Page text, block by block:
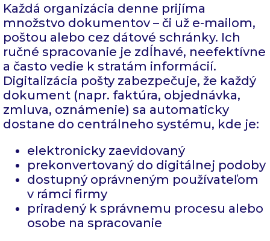
Každá organizácia denne prijíma
množstvo dokumentov – či už e-mailom,
poštou alebo cez dátové schránky. Ich
ručné spracovanie je zdĺhavé, neefektívne
a často vedie k stratám informácií.
Digitalizácia pošty zabezpečuje, že každý
dokument (napr. faktúra, objednávka,
zmluva, oznámenie) sa automaticky
dostane do centrálneho systému, kde je:
elektronicky zaevidovaný
prekonvertovaný do digitálnej podoby
dostupný oprávneným používateľom
v rámci firmy
priradený k správnemu procesu alebo
osobe na spracovanie